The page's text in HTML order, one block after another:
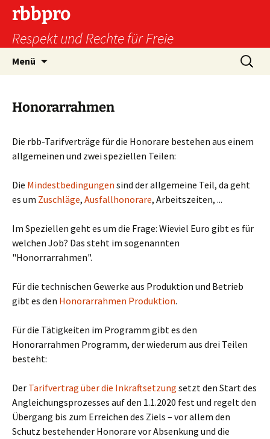
Zum
Inhalt
springen
rbbpro
Respekt und Rechte für Freie
Menü
Suchen
nach:
Honorarrahmen
Die rbb-Tarifverträge für die Honorare bestehen aus einem
allgemeinen und zwei speziellen Teilen:
Die Mindestbedingungen sind der allgemeine Teil, da geht
es um Zuschläge, Ausfallhonorare, Arbeitszeiten, ...
Im Speziellen geht es um die Frage: Wieviel Euro gibt es für
welchen Job? Das steht im sogenannten
"Honorrarrahmen".
Für die technischen Gewerke aus Produktion und Betrieb
gibt es den Honorarrahmen Produktion.
Für die Tätigkeiten im Programm gibt es den
Honorarrahmen Programm, der wiederum aus drei Teilen
besteht:
Der Tarifvertrag über die Inkraftsetzung setzt den Start des
Angleichungsprozesses auf den 1.1.2020 fest und regelt den
Übergang bis zum Erreichen des Ziels – vor allem den
Schutz bestehender Honorare vor Absenkung und die